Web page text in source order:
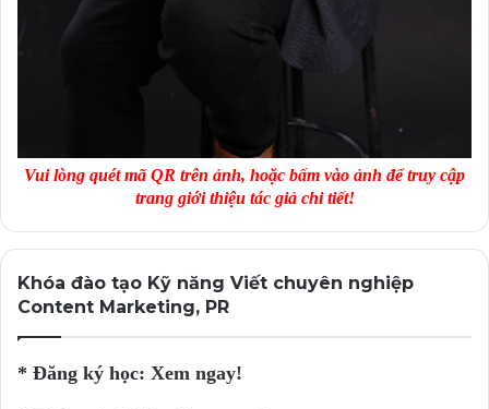
Vui lòng quét mã QR trên ảnh, hoặc bấm vào ảnh để truy cập
trang giới thiệu tác giả chi tiết!
Khóa đào tạo Kỹ năng Viết chuyên nghiệp
Content Marketing, PR
* Đăng ký học: Xem ngay!